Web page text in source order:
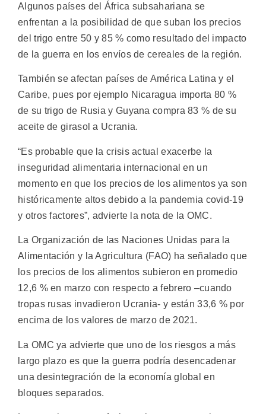
Algunos países del África subsahariana se
enfrentan a la posibilidad de que suban los precios
del trigo entre 50 y 85 % como resultado del impacto
de la guerra en los envíos de cereales de la región.
También se afectan países de América Latina y el
Caribe, pues por ejemplo Nicaragua importa 80 %
de su trigo de Rusia y Guyana compra 83 % de su
aceite de girasol a Ucrania.
“Es probable que la crisis actual exacerbe la
inseguridad alimentaria internacional en un
momento en que los precios de los alimentos ya son
históricamente altos debido a la pandemia covid-19
y otros factores”, advierte la nota de la OMC.
La Organización de las Naciones Unidas para la
Alimentación y la Agricultura (FAO) ha señalado que
los precios de los alimentos subieron en promedio
12,6 % en marzo con respecto a febrero –cuando
tropas rusas invadieron Ucrania- y están 33,6 % por
encima de los valores de marzo de 2021.
La OMC ya advierte que uno de los riesgos a más
largo plazo es que la guerra podría desencadenar
una desintegración de la economía global en
bloques separados.